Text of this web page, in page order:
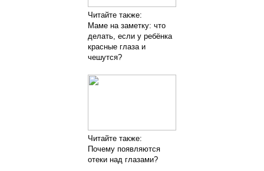
Читайте также:
Маме на заметку: что
делать, если у ребёнка
красные глаза и
чешутся?
Читайте также:
Почему появляются
отеки над глазами?